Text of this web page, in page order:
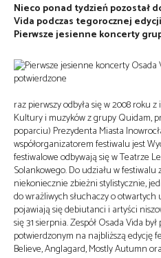
Nieco ponad tydzień pozostał
Vida podczas tegorocznej
Pierwsze jesienne koncerty
raz pierwszy odbyła się w 2008 roku
Kultury i muzyków z grupy Quidam,
poparciu) Prezydenta Miasta
współorganizatorem festiwalu jest
festiwalowe odbywają się w Teatrze
Solankowego. Do udziału w
niekoniecznie zbieżni stylistycznie,
do wrażliwych słuchaczy o
pojawiają się debiutanci i artyści
się 31 sierpnia. Zespół Osada Vida
potwierdzonym na najbliższą edycję
Believe, Anglagard, Mostly Autumn